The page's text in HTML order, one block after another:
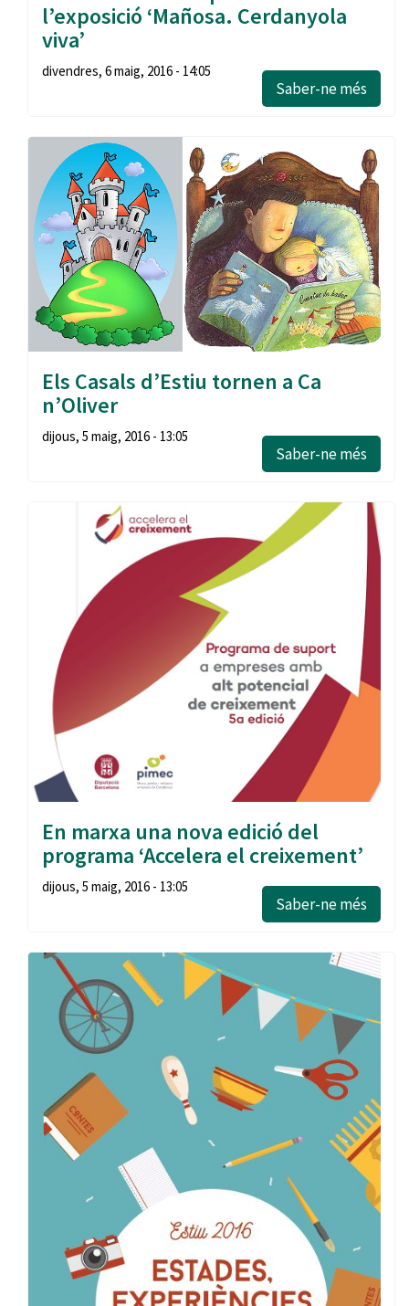
l’exposició ‘Mañosa. Cerdanyola
viva’
divendres, 6 maig, 2016 - 14:05
Saber-ne més
Els Casals d’Estiu tornen a Ca
n’Oliver
dijous, 5 maig, 2016 - 13:05
Saber-ne més
En marxa una nova edició del
programa ‘Accelera el creixement’
dijous, 5 maig, 2016 - 13:05
Saber-ne més